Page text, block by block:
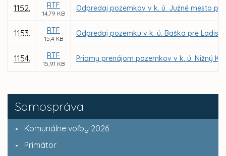
Samospráva
Komunálne voľby 2026
Primátor
1152. RTF
14,79 KB
Odpredaj pozemkov v k. ú. Južné mesto
1153. RTF
15,4 KB
Odpredaj pozemku v k. ú. Baška pre
1154. RTF
15,91 KB
Priamy prenájom pozemkov v k. ú. Nižný